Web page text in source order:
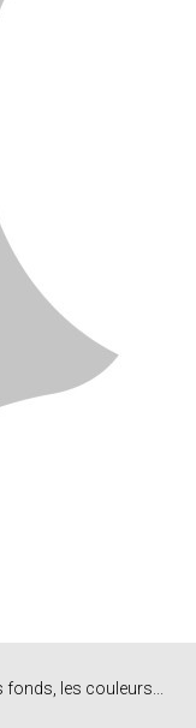
fonds, les couleurs...